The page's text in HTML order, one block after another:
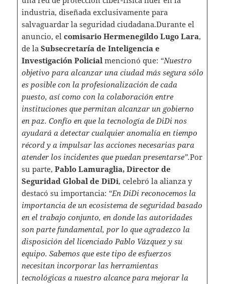
industria, diseñada exclusivamente para
salvaguardar la seguridad ciudadana.Durante el
anuncio, el comisario Hermenegildo Lugo Lara,
de la Subsecretaría de Inteligencia e
Investigación Policialmencionó que: “Nuestro
objetivo para alcanzar una ciudad más segura sólo
es posible con la profesionalización de cada
puesto, así como con la colaboración entre
instituciones que permitan alcanzar un gobierno
en paz. Confío en que la tecnología de DiDi nos
ayudará a detectar cualquier anomalía en tiempo
récord y a impulsar las acciones necesarias para
atender los incidentes que puedan presentarse”.Por
su parte, Pablo Lamuraglia, Director de
Seguridad Global de DiDi, celebró la alianza y
destacó su importancia: “En DiDi reconocemos la
importancia de un ecosistema de seguridad basado
en el trabajo conjunto, en donde las autoridades
son parte fundamental, por lo que agradezco la
disposición del licenciado Pablo Vázquez y su
equipo. Sabemos que este tipo de esfuerzos
necesitan incorporar las herramientas
tecnológicas a nuestro alcance para mejorar la